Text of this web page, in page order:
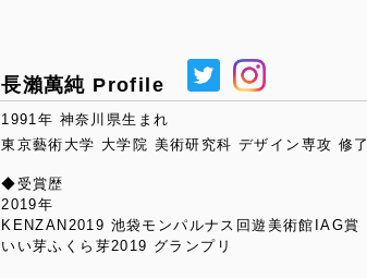
長瀨萬純 Profile
1991年 神奈川県生まれ
東京藝術大学 大学院 美術研究科 デザイン専攻 修了
◆受賞歴
2019年
KENZAN2019 池袋モンパルナス回遊美術館IAG賞
いい芽ふくら芽2019 グランプリ